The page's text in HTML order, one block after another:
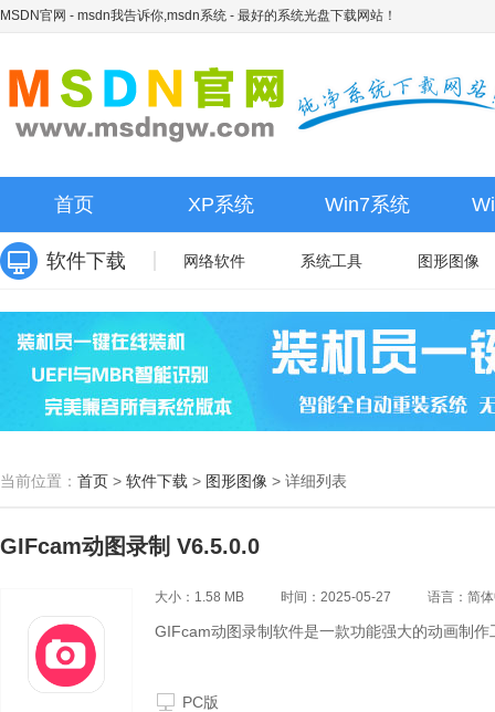
MSDN官网 - msdn我告诉你,msdn系统 - 最好的系统光盘下载网站！
首页 XP系统 Win7系统
软件下载 网络软件 系统工具 图形图像
当前位置： 首页 > 软件下载 > 图形图像 > 详细列表
GIFcam动图录制 V6.5.0.0
大小：1.58 MB 时间：2025-05-27 语言：简
GIFcam动图录制软件是一款功能强大的动画制
PC版